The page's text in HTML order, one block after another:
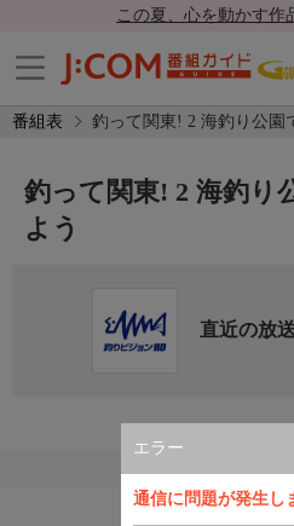
この夏、心を動かす作
番組表 釣って関東! 2 海釣り公園
エラー
通信に問題が発生し
釣って関東! 2 海釣り
よう
直近の放